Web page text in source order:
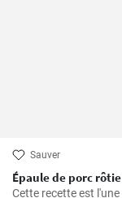
Sauver
Épaule de porc
Cette recette est